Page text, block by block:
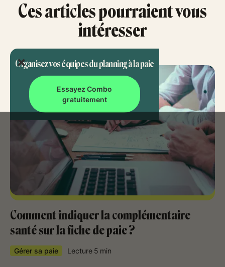
Organisez vos équipes du planning à la paie
Essayez Combo
gratuitement
Ces articles pourraient vous
intéresser
Comment indiquer la complémentaire
santé sur la fiche de paie ?
Gérer sa paie Lecture 5 min